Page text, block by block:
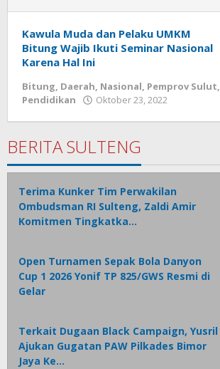
Kawula Muda dan Pelaku UMKM
Bitung Wajib Ikuti Seminar Nasional
Karena Hal Ini
Bitung, Daerah, Nasional, Pemprov Sulut,
Pendidikan
Oktober 23, 2022
BERITA SULTENG
Terima Kunker Tim Perwakilan
Ombudsman RI Sulteng, Zaldi Amir
Komitmen Tingkatka…
Open Turnamen Sepak Bola Danyon
Cup 1 2026 Yonif TP 825/GWS Resmi di
Gelar
Terkait Dugaan Black Campaign, Yusril
Ajukan Gugatan PAW Pilkades Bimor
Jaya Ke…